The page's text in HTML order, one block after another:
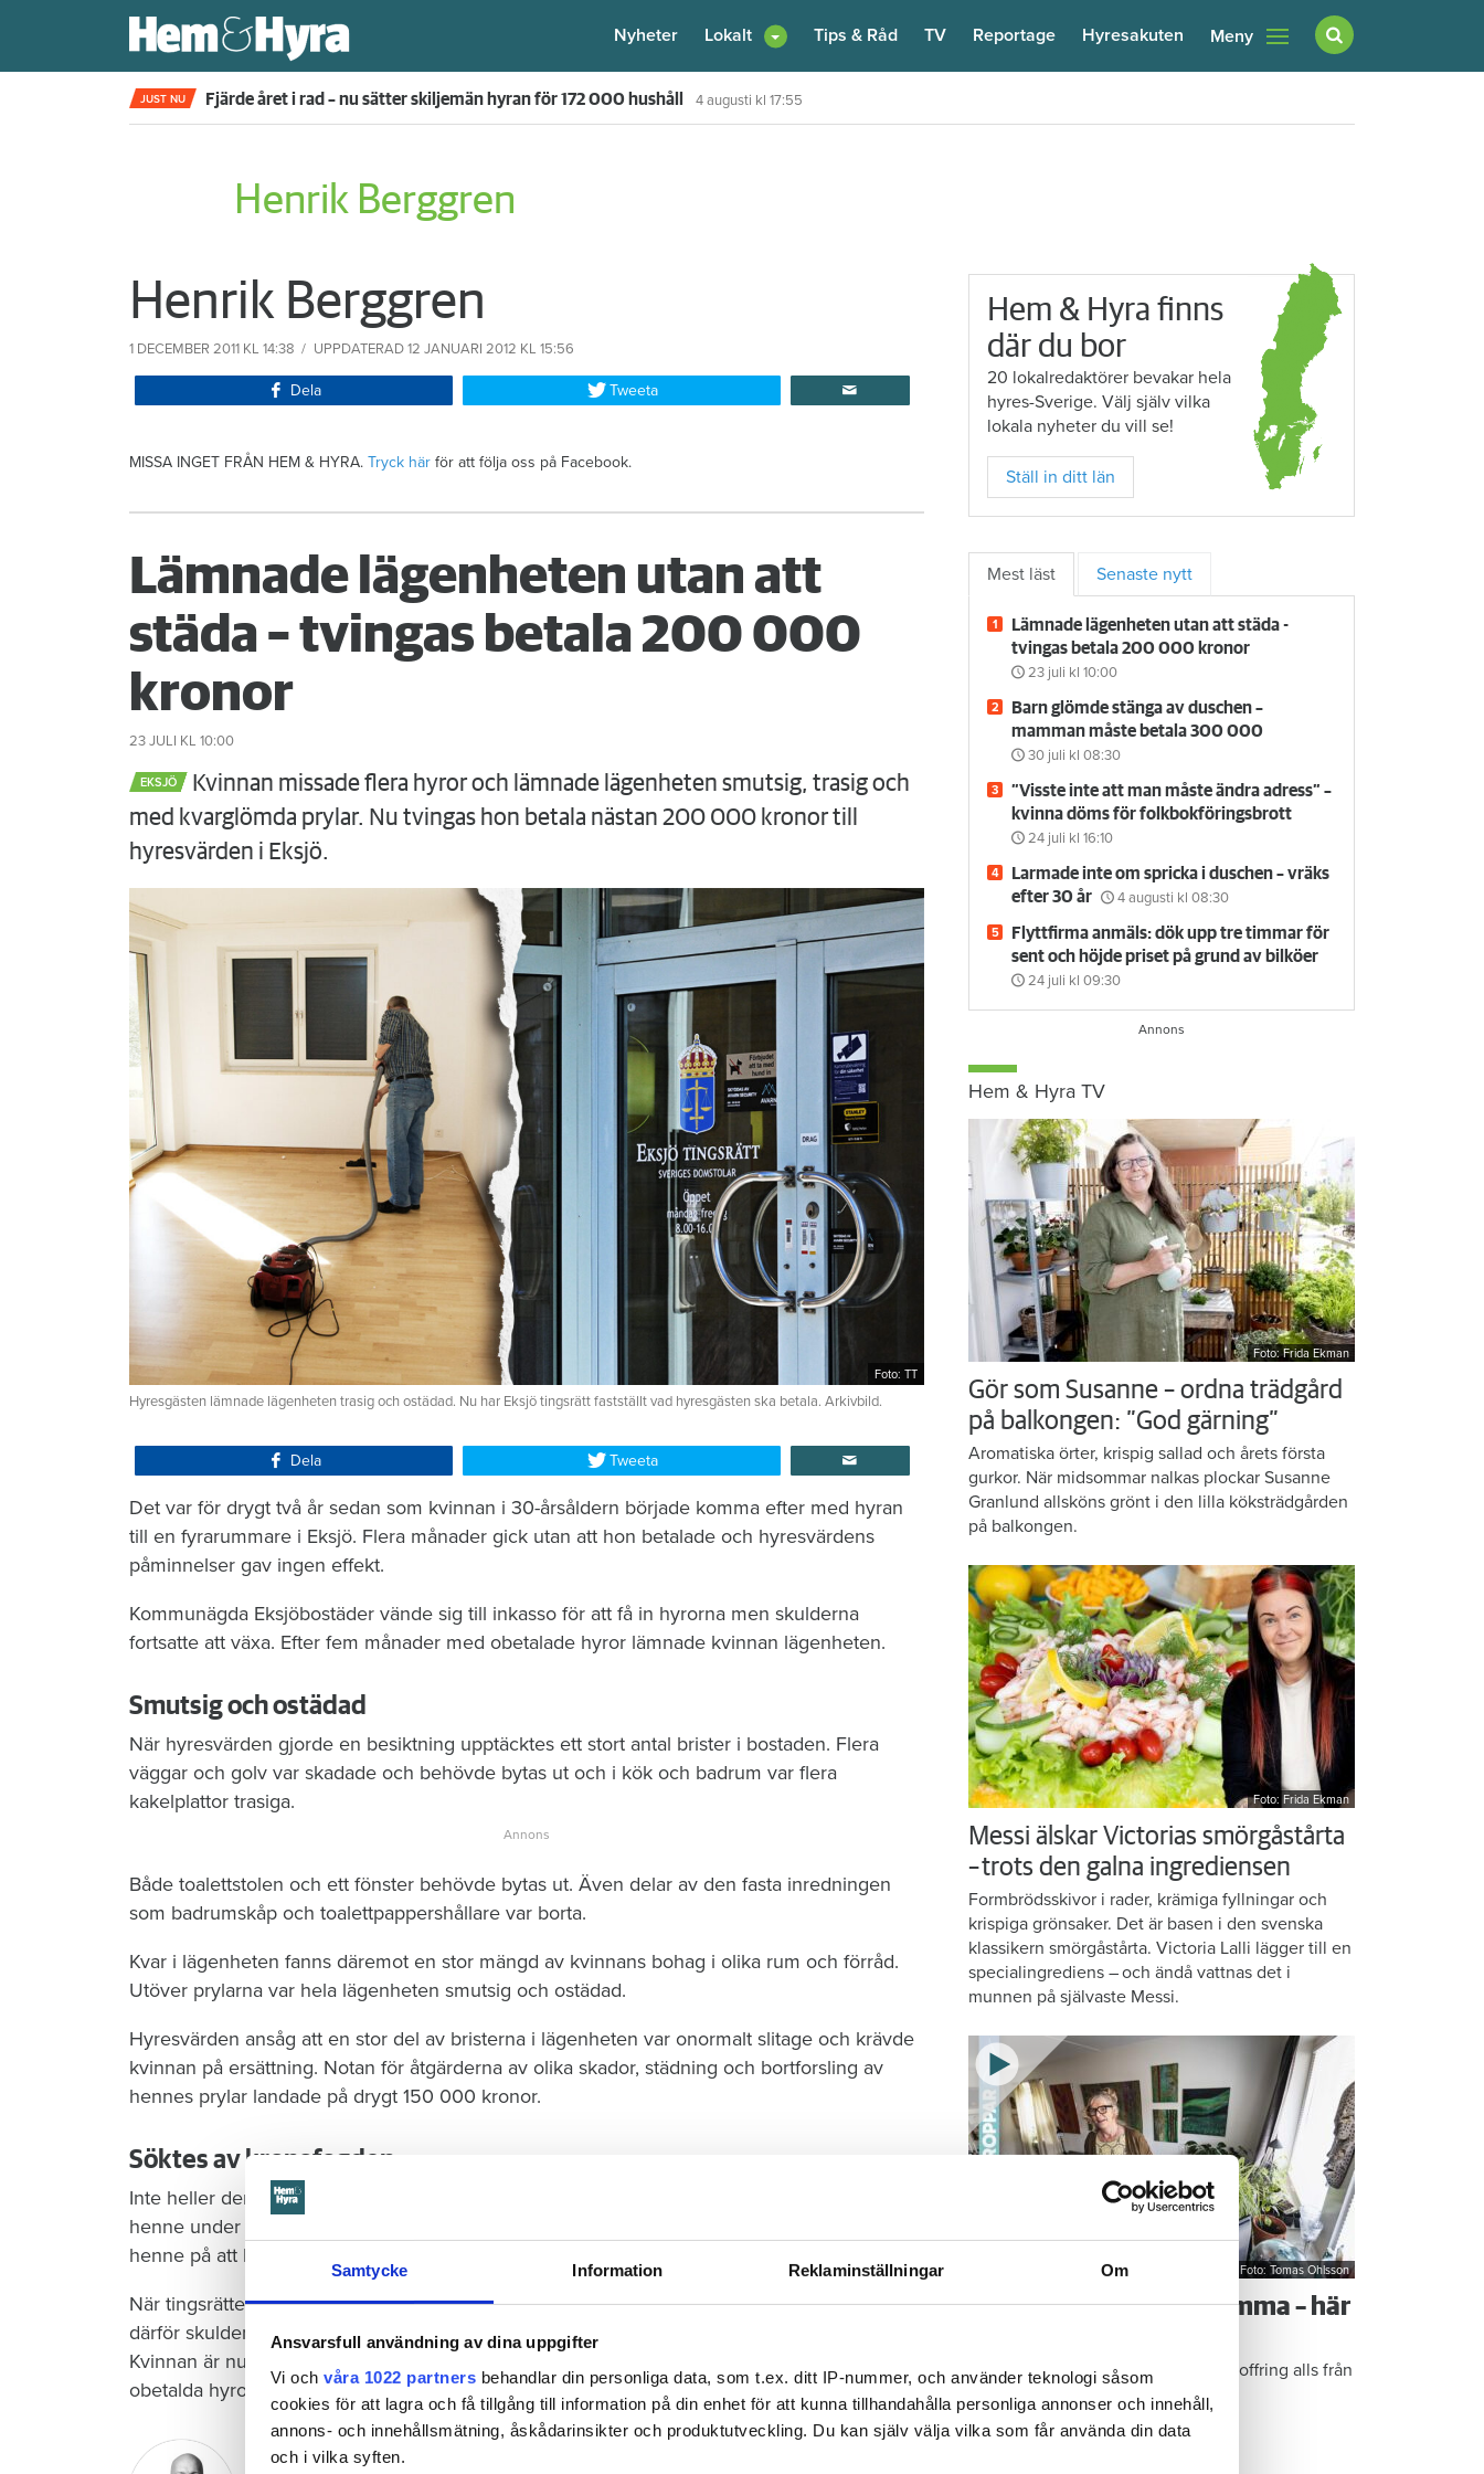
Samtycke Information Reklaminställningar Om
Ansvarsfull användning av dina uppgifter
Vi och våra 1022 partners behandlar din personliga data, som t.ex. ditt IP-nummer, och använder teknologi såsom
cookies för att lagra och få tillgång till information på din enhet för att kunna tillhandahålla personliga annonser och innehåll,
annons- och innehållsmätning, åskådarinsikter och produktutveckling. Du kan själv välja vilka som får använda din data
och i vilka syften.
Nyheter Lokalt Tips & Råd TV Reportage Hyresakuten Meny
JUST NU Fjärde året i rad – nu sätter skiljemän hyran för 172 000 hushåll 4 augusti kl 17:55
Henrik Berggren
Henrik Berggren
1 DECEMBER 2011 KL 14:38 UPPDATERAD 12 JANUARI 2012 KL 15:56
Dela Tweeta
MISSA INGET FRÅN HEM & HYRA. Tryck här för att följa oss på Facebook.
Lämnade lägenheten utan att
städa – tvingas betala 200 000
kronor
23 JULI KL 10:00
EKSJÖ
Kvinnan missade flera hyror och lämnade lägenheten smutsig, trasig och
med kvarglömda prylar. Nu tvingas hon betala nästan 200 000 kronor till
hyresvärden i Eksjö.
Foto: TT
Hyresgästen lämnade lägenheten trasig och ostädad. Nu har Eksjö tingsrätt fastställt vad hyresgästen ska betala. Arkivbild.
Dela Tweeta
Det var för drygt två år sedan som kvinnan i 30-årsåldern började komma efter med hyran
till en fyrarummare i Eksjö. Flera månader gick utan att hon betalade och hyresvärdens
påminnelser gav ingen effekt.
Kommunägda Eksjöbostäder vände sig till inkasso för att få in hyrorna men skulderna
fortsatte att växa. Efter fem månader med obetalade hyror lämnade kvinnan lägenheten.
Smutsig och ostädad
När hyresvärden gjorde en besiktning upptäcktes ett stort antal brister i bostaden. Flera
väggar och golv var skadade och behövde bytas ut och i kök och badrum var flera
kakelplattor trasiga.
Både toalettstolen och ett fönster behövde bytas ut. Även delar av den fasta inredningen
som badrumskåp och toalettpappershållare var borta.
Kvar i lägenheten fanns däremot en stor mängd av kvinnans bohag i olika rum och förråd.
Utöver prylarna var hela lägenheten smutsig och ostädad.
Hyresvärden ansåg att en stor del av bristerna i lägenheten var onormalt slitage och krävde
kvinnan på ersättning. Notan för åtgärderna av olika skador, städning och bortforsling av
hennes prylar landade på drygt 150 000 kronor.
Söktes av kronofogden
Inte heller den här räkningen ville kvinnan betala. Kronofogden gjorde flera försök att delge
henne under flera månader men utan att lyckas. I våras gick hyresvärden vidare och stämde
henne på att betala skulderna.
När tingsrätten i Eksjö prövade stämningen gick kvinnan inte att nå och domstolen fastslog
därför skulden genom en så kallad tredskodom, när ena parten uteblir vid förhandlingen.
Kvinnan är nu skyldig att betala Eksjöbostäder 192 408 kronor plus ränta bland annat för
obetalda hyror och bristerna hon orsakat i lägenheten.
Jakob Kindesjö
Hem & Hyra finns
där du bor
20 lokalredaktörer bevakar hela
hyres-Sverige. Välj själv vilka
lokala nyheter du vill se!
Ställ in ditt län
Mest läst Senaste nytt
Lämnade lägenheten utan att städa -
tvingas betala 200 000 kronor
23 juli kl 10:00
Barn glömde stänga av duschen –
mamman måste betala 300 000
30 juli kl 08:30
”Visste inte att man måste ändra adress” –
kvinna döms för folkbokföringsbrott
24 juli kl 16:10
Larmade inte om spricka i duschen – vräks
efter 30 år
4 augusti kl 08:30
Flyttfirma anmäls: dök upp tre timmar för
sent och höjde priset på grund av bilköer
24 juli kl 09:30
Hem & Hyra TV
Foto: Frida Ekman
Gör som Susanne – ordna trädgård
på balkongen: ”God gärning”
Aromatiska örter, krispig sallad och årets första
gurkor. När midsommar nalkas plockar Susanne
Granlund allsköns grönt i den lilla köksträdgården
på balkongen.
Foto: Frida Ekman
Messi älskar Victorias smörgåstårta
– trots den galna ingrediensen
Formbrödsskivor i rader, krämiga fyllningar och
krispiga grönsaker. Det är basen i den svenska
klassikern smörgåstårta. Victoria Lalli lägger till en
specialingrediens – och ändå vattnas det i
munnen på självaste Messi.
Foto: Tomas Ohlsson
Så sparar du vatten hemma – här
Knepen är enkla: ”Det är ingen uppoffring alls från
min sida”, säger Kristin Rydberg.